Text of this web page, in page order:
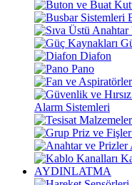
Diafon
Pano
Alarm Sistemleri
AYDINLATMA